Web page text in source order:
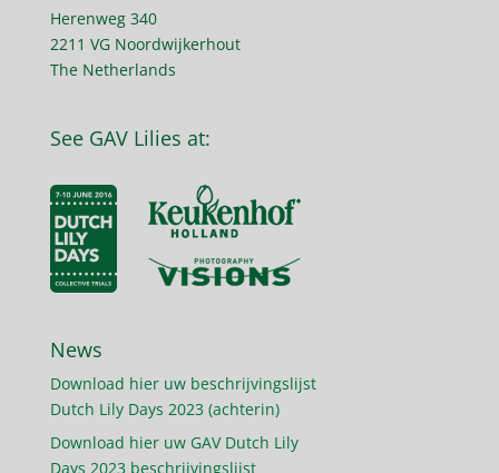
Herenweg 340
2211 VG Noordwijkerhout
The Netherlands
See GAV Lilies at:
News
Download hier uw beschrijvingslijst
Dutch Lily Days 2023 (achterin)
Download hier uw GAV Dutch Lily
Days 2023 beschrijvingslijst